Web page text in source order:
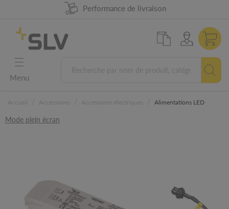
Disponibilité produit à 98%
Performance de livraison
Garantie 5 ans
Conception Allemande
Menu
Alimentations LED
Mode plein écran